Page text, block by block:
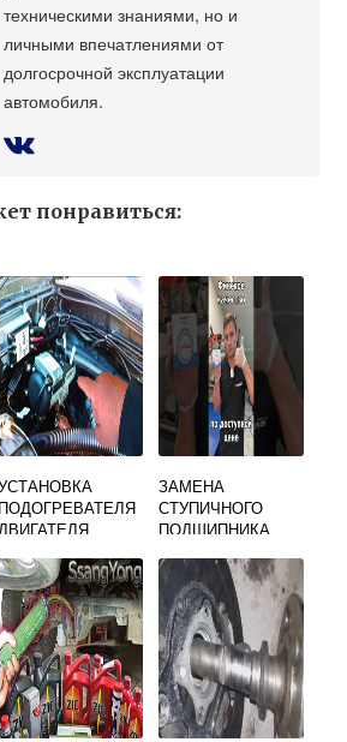
техническими знаниями, но и
личными впечатлениями от
долгосрочной эксплуатации
автомобиля.
понравиться:
ПОДОГРЕВАТЕЛЯ
ДВИГАТЕЛЯ
ЗАМЕНА
СТУПИЧНОГО
ПОДШИПНИКА
KYRON